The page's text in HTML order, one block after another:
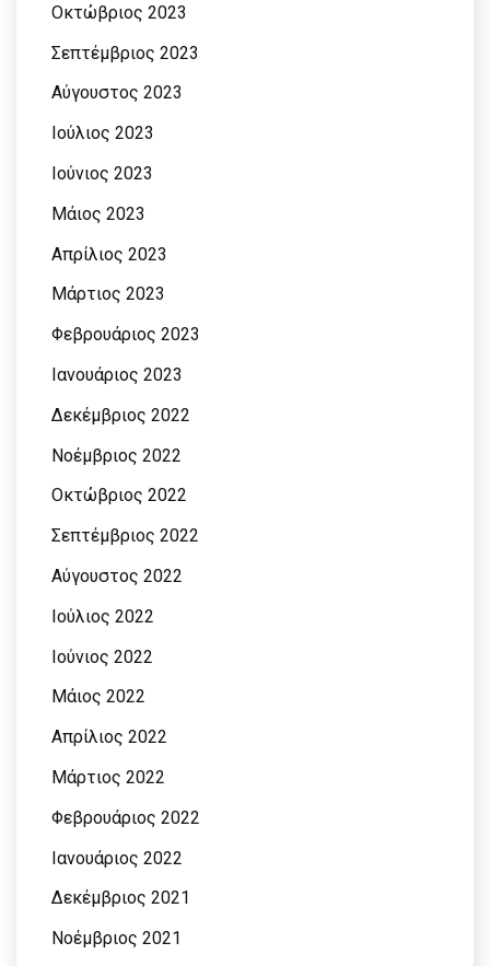
Οκτώβριος 2023
Σεπτέμβριος 2023
Αύγουστος 2023
Ιούλιος 2023
Ιούνιος 2023
Μάιος 2023
Απρίλιος 2023
Μάρτιος 2023
Φεβρουάριος 2023
Ιανουάριος 2023
Δεκέμβριος 2022
Νοέμβριος 2022
Οκτώβριος 2022
Σεπτέμβριος 2022
Αύγουστος 2022
Ιούλιος 2022
Ιούνιος 2022
Μάιος 2022
Απρίλιος 2022
Μάρτιος 2022
Φεβρουάριος 2022
Ιανουάριος 2022
Δεκέμβριος 2021
Νοέμβριος 2021